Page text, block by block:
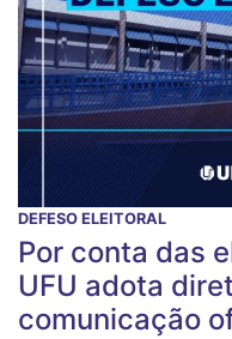
DEFESO ELEITORAL
Por conta das
UFU adota
comunicação